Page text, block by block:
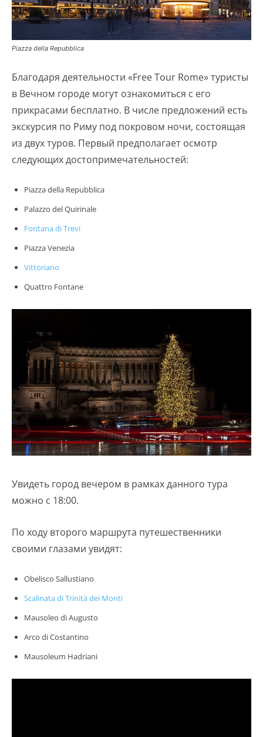
Piazza della Repubblica
Благодаря деятельности «Free Tour Rome» туристы
в Вечном городе могут ознакомиться с его
прикрасами бесплатно. В числе предложений есть
экскурсия по Риму под покровом ночи, состоящая
из двух туров. Первый предполагает осмотр
следующих достопримечательностей:
Piazza della Repubblica
Palazzo del Quirinale
Fontana di Trevi
Piazza Venezia
Vittoriano
Quattro Fontane
Увидеть город вечером в рамках данного тура
можно с 18:00.
По ходу второго маршрута путешественники
своими глазами увидят:
Obelisco Sallustiano
Scalinata di Trinità dei Monti
Mausoleo di Augusto
Arco di Costantino
Mausoleum Hadriani